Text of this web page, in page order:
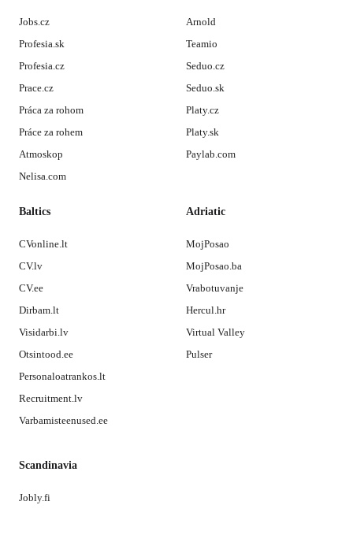
Jobs.cz
Profesia.sk
Profesia.cz
Prace.cz
Práca za rohom
Práce za rohem
Atmoskop
Nelisa.com
Arnold
Teamio
Seduo.cz
Seduo.sk
Platy.cz
Platy.sk
Paylab.com
Baltics
CVonline.lt
CV.lv
CV.ee
Dirbam.lt
Visidarbi.lv
Otsintood.ee
Personaloatrankos.lt
Recruitment.lv
Varbamisteenused.ee
Adriatic
MojPosao
MojPosao.ba
Vrabotuvanje
Hercul.hr
Virtual Valley
Pulser
Scandinavia
Jobly.fi